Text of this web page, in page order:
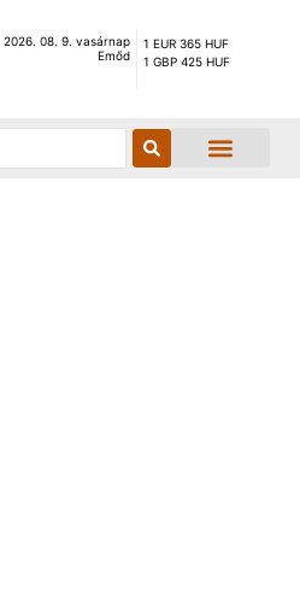
2026. 08. 9. vasárnap
Emőd
1 EUR 365 HUF
1 GBP 425 HUF